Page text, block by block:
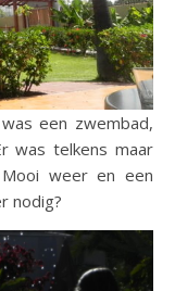
een zwembad,
was telkens maar
weer en een
nodig?